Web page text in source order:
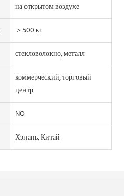
на открытом воздухе
＞500 кг
стекловолокно, металл
коммерческий, торговый
центр
NO
Хэнань, Китай